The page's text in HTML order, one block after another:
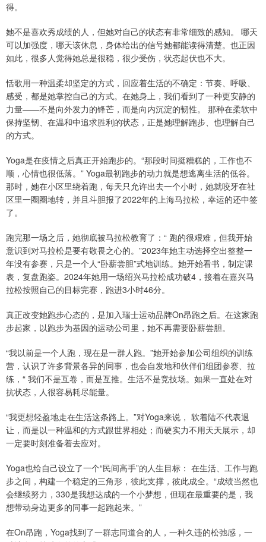
得。
她不是喜欢秀成绩的人，但她对自己的状态有非常细致的感知。 哪天
可以加强度，哪天该休息，身体给出的信号她都能读得清楚。也正因
如此，很多人觉得她总是很稳，很少受伤，状态起伏也不大。
恬歌用一种温柔却坚定的方式，回应着生活的不确定：节奏、呼吸、
感受，都是她掌控自己的方式。在她身上，我们看到了一种更安静的
力量——不是向外发力的锋芒，而是向内沉淀的韧性。 那种在柔软中
保持坚韧、在温和中追求胜利的状态，正是她理解跑步、也理解自己
的方式。
Yoga是在疫情之后真正开始跑步的。“那段时间挺糟糕的，工作也不
顺，心情也很低落。” Yoga最初跑步的动力就是想逃离生活的低谷。
那时，她在小区里绕着跑，每天只允许出去一个小时，她就咬牙在社
区里一圈圈地转，并且斗胆报了2022年的上海马拉松，幸运的还中签
了。
跑完那一场之后，她彻底被马拉松教育了：“ 跑的很艰难，但我开始
意识到对马拉松是要有敬畏之心的。”2023年她主动选择空出整整一
年没有参赛，只是一个人“卧薪尝胆”式地训练。她开始看书，制定课
表，复盘跑姿。2024年她用一场绍兴马拉松成功破4，接着在嘉兴马
拉松按照自己的目标完赛，跑进3小时46分。
真正改变她跑步心态的，是加入瑞士运动品牌On昂跑之后。在这家跑
步起家，以跑步为基因的运动公司里，她不再需要卧薪尝胆。
“我以前是一个人跑，现在是一群人跑。”她开始参加公司组织的训练
营，认识了许多背景各异的同事，也会自发地和伙伴们组团参赛、拉
练，“ 我们不是互卷，而是互推。生活不是竞技场。如果一直处在对
抗状态，人很容易耗尽能量。
“我更想轻盈地走在生活这条路上。”对Yoga来说， 软着陆不代表退
让，而是以一种温和的方式跟世界相处；而硬实力不用天天展示，却
一定要时刻准备着去应对。
Yoga也给自己设立了一个“民间高手”的人生目标： 在生活、工作与跑
步之间，构建一个稳定的三角形，彼此支撑，彼此成全。“成绩当然也
会继续努力，330是我想达成的一个小梦想，但现在最重要的是，我
想带动身边更多的同事一起跑起来。”
在On昂跑，Yoga找到了一群志同道合的人，一种久违的松弛感，一